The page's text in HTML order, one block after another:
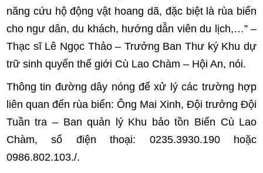
năng cứu hộ động vật hoang dã, đặc biệt là rùa biển
cho ngư dân, du khách, hướng dẫn viên du lịch,…” –
Thạc sĩ Lê Ngọc Thảo – Trưởng Ban Thư ký Khu dự
trữ sinh quyển thế giới Cù Lao Chàm – Hội An, nói.
Thông tin đường dây nóng để xử lý các trường hợp
liên quan đến rùa biển: Ông Mai Xinh, Đội trưởng Đội
Tuần tra – Ban quản lý Khu bảo tồn Biển Cù Lao
Chàm, số điện thoại: 0235.3930.190 hoặc
0986.802.103./.